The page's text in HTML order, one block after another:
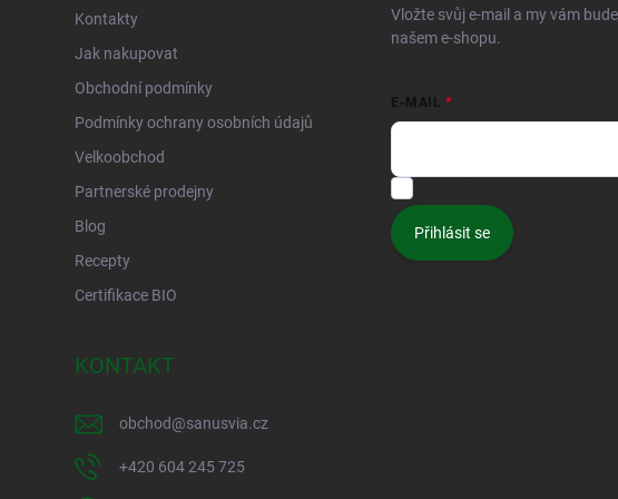
Kontakty
Jak nakupovat
Obchodní podmínky
Podmínky ochrany osobních údajů
Velkoobchod
Partnerské prodejny
Blog
Recepty
Certifikace BIO
Vložte svůj e-mail a my vám
našem e-shopu.
E-MAIL
Přihlásit se
KONTAKT
obchod@sanusvia.cz
+420 604 245 725